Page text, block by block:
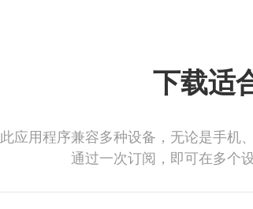
下载适
此应用程序兼容多种设备，无论是手机
通过一次订阅，即可在多个